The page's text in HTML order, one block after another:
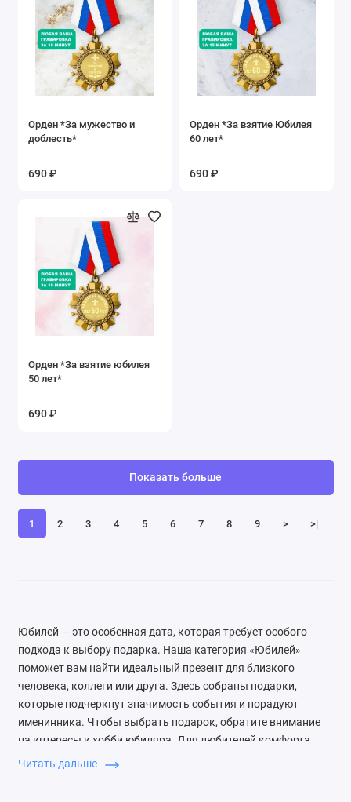
Орден *За мужество и
доблесть*
690 ₽
Орден *За взятие Юбилея
60 лет*
690 ₽
Орден *За взятие юбилея
50 лет*
690 ₽
1 2 3 4 5 6 7 8 9 > >|
Показать больше
Юбилей — это особенная дата, которая требует особого
подхода к выбору подарка. Наша категория «Юбилей»
поможет вам найти идеальный презент для близкого
человека, коллеги или друга. Здесь собраны подарки,
которые подчеркнут значимость события и порадуют
именинника. Чтобы выбрать подарок, обратите внимание
на интересы и хобби юбиляра. Для любителей комфорта
подойдут предметы интерьера или бытовая техника, а для
Читать дальше